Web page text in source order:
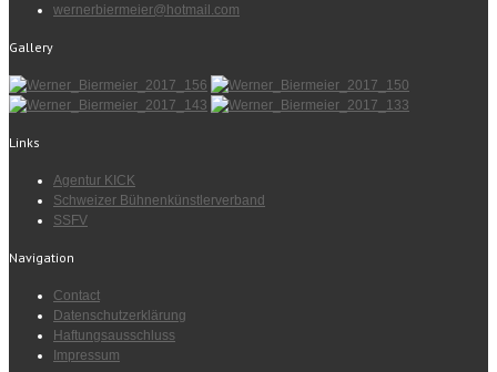
wernerbiermeier@hotmail.com
Gallery
Links
Agentur KICK
Schweizer Bühnenkünstlerverband
SSFV
Navigation
Contact
Datenschutzerklärung
Haftungsausschluss
Impressum